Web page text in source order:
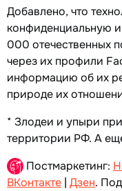
Добавлено, что
конфиденциальную
000 отечественных
через их профили
информацию об их
природе их
* Злодеи и упыри
территории РФ. А
Постмаркетинг:
ВКонтакте | Дзен.